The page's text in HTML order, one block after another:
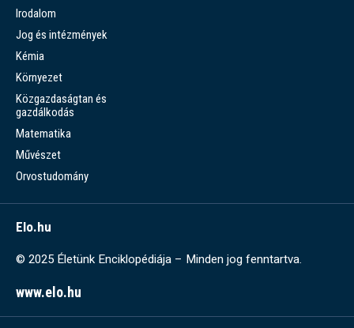
Irodalom
Jog és intézmények
Kémia
Környezet
Közgazdaságtan és
gazdálkodás
Matematika
Művészet
Orvostudomány
Elo.hu
© 2025 Életünk Enciklopédiája – Minden jog fenntartva.
www.elo.hu